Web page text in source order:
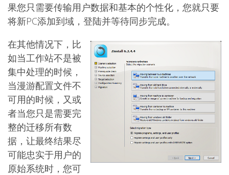
果您只需要传输用户数据和基本的个性化，您就只要
将新PC添加到域，登陆并等待同步完成。
在其他情况下，比
如当工作站不是被
集中处理的时候，
当漫游配置文件不
可用的时候，又或
者当您只是需要完
整的迁移所有数
据，让最终结果尽
可能忠实于用户的
原始系统时，您可